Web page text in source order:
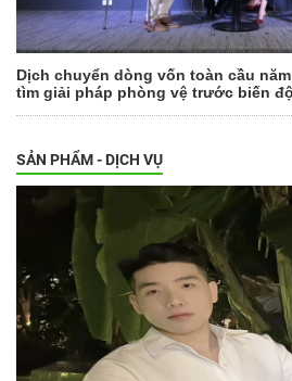
Dịch chuyển dòng vốn toàn cầu
tìm giải pháp phòng vệ trước biến
SẢN PHẨM - DỊCH VỤ